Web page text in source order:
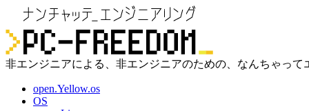
非エンジニアによる、非エンジニアのための、なんちゃって
open.Yellow.os
OS